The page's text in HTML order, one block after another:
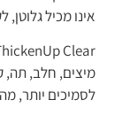
אינו מכיל
מיצים, חלב, תה,
לסמיכים יותר,